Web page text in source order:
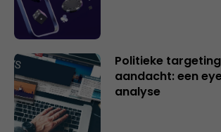
Politieke
aandacht: een
analyse